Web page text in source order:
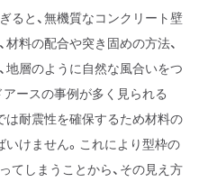
ると、無機質なコンクリート壁
料の配合や突き固めの方法、
地層のように自然な風合いをつ
アースの事例が多く見られる
は耐震性を確保するため材料の
いけません。これにより型枠の
てしまうことから、その見え方